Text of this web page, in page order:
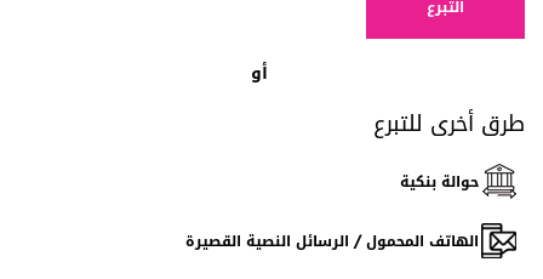
التبرع
أو
طرق أخرى للتبرع
حوالة بنكية
الهاتف المحمول / الرسائل النصية القصيرة